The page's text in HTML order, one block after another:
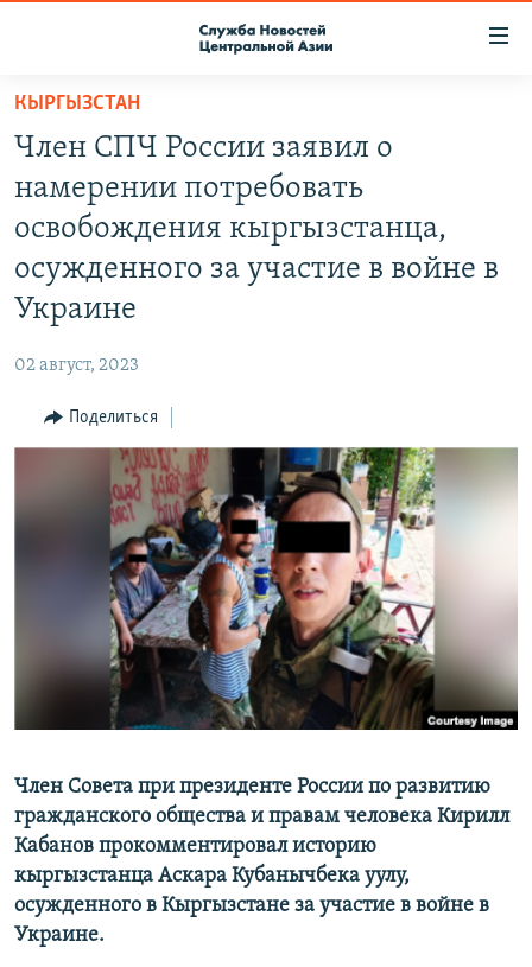
Вернуться
основному
содержанию
Вернутся
главной
навигации
Вернутся
КОНТАКТЫ
НАСТОЯЩЕЕ ВРЕМЯ
КЫРГЫЗСТАН
Член СПЧ России заявил о
намерении потребовать
освобождения кыргызстанца,
осужденного за участие в войне в
Украине
02 август, 2023
Поделиться
Член Совета при президенте России по развитию
гражданского общества и правам человека Кирилл
Кабанов прокомментировал историю
кыргызстанца Аскара Кубанычбека уулу,
осужденного в Кыргызстане за участие в войне в
Украине.